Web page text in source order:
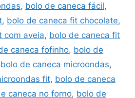
, bolo de caneca fácil,
, bolo de caneca fit chocolate,
com aveia, bolo de caneca fit
caneca fofinho, bolo de
bolo de caneca microondas,
fit, bolo de caneca
caneca no forno, bolo de